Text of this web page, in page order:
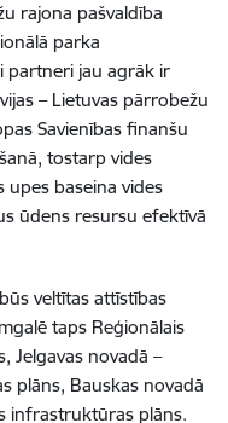
rajona pašvaldība
parka
partneri jau agrāk ir
– Lietuvas pārrobežu
Savienības finanšu
tostarp vides
upes baseina vides
ūdens resursu efektīvā
veltītas attīstības
taps Reģionālais
Jelgavas novadā –
plāns, Bauskas novadā
infrastruktūras plāns.